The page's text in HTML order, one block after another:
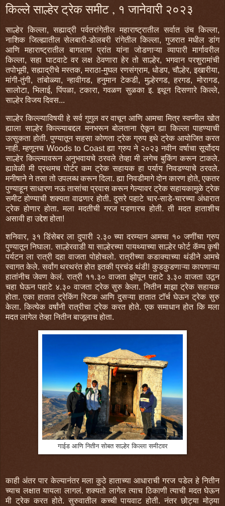
किल्ले साल्हेर ट्रेक समीट , १ जानेवारी २०२३
साल्हेर किल्ला, सह्याद्री पर्वतरांगेतील महाराष्ट्रातील सर्वात उंच किल्ला,
नाशिक जिल्ह्यातील सेलबारी-डोलबरी रांगेतील किल्ला, गुजरात मधील डांग
आणि महाराष्ट्रातील बागलाण प्रांत यांना जोडणाऱ्या व्यापारी मार्गावरील
किल्ला, सहा घाटवाटे वर लक्ष ठेवणारा हेर तो साल्हेर, भगवान परशुरामांची
तपोभूमी, सह्याद्रीचे मस्तक, मराठा-मुघल रणसंग्राम, धोडप, चौल्हेर, इखारीया,
मांगी-तुंगी, तांबोळ्या, न्हावीगड, हनुमान टेकडी, मुल्हेरगड, हरगड, मोरागड,
सालोटा, भिलाई, पिंपळा, टकारा, गवळण सुळका इ. इथून दिसणारे किल्ले,
साल्हेर विजय दिवस...
साल्हेर किल्ल्याविषयी हे सर्व गुगुल वर वाचून आणि आमचा मित्र स्वप्नील खोत
ह्याला साल्हेर किल्ल्याबद्दल मनभरून बोलताना ऐकून ह्या किल्ला पाहण्याची
उत्सुकता होती. पुण्यातून सहसा कोणता ट्रेक ग्रुप इथे ट्रेक आयोजित करत
नाही. म्हणूनच Woods to Coast ह्या ग्रुप ने २०२३ नवीन वर्षाचा सूर्योदय
साल्हेर किल्ल्यावरून अनुभवायचे ठरवले तेव्हा मी लगेच बुकिंग करून टाकले.
ह्यावेळी मी प्रथमच पोर्टर कम ट्रेक सहायक हा पर्याय निवडण्याचे ठरवले.
मनीषाने ने तसा तो उपलब्ध करून दिला. ह्या निवडीमागे दोन कारण होते, एकतर
पुण्याहून साधारण नऊ तासांचा प्रवास करून गेल्यावर ट्रेक सहायकामुळे ट्रेक
समीट होण्याची शक्यता वाढणार होती. दुसरे पहाटे चार-साडे-चारच्या अंधारात
ट्रेक होणार होता. मला मदतीची गरज पडणारच होती. ती मदत हाताशीच
असावी हा उद्देश होता!
शनिवार, ३१ डिंसेबर ला दुपारी २.३० च्या दरम्यान आमचा १० जणींचा ग्रुप
पुण्यातून निघाला. साल्हेरवाडी या साल्हेरच्या पायथ्याच्या साल्हेर फोर्ट कॅम्प कृषी
पर्यटन ला रात्री दहा वाजता पोहोचलो. रात्रीच्या कडाक्याच्या थंडीने आमचे
स्वागत केले. सर्वांग थरथरंत होत इतकी प्रचंड थंडी! कुडकुडणाऱ्या कापणाऱ्या
हातांनीच जेवण केलं. रात्री ११.३० वाजता झोपून पहाटे ३.३० वाजता उठून
चहा घेऊन पहाटे ४.३० वाजता ट्रेक सुरु केला. नितीन माझा ट्रेक सहायक
होता. एका हातात ट्रेकिंग स्टिक आणि दुसऱ्या हातात टॉर्च घेऊन ट्रेक सुरु
केला. कित्येक वर्षांनी रात्रीचा ट्रेक करत होते. एक समाधान होत कि मला
मदत लागेल तेव्हा नितीन बाजूलाच होता.
गाईड आणि नितीन सोबत साल्हेर किल्ला समीटवर
काही अंतर पार केल्यानंतर मला कुठे हाताच्या आधाराची गरज पडेल हे नितीन
च्याच लक्षात यायला लागलं. शक्यतो लागेल त्याच ठिकाणी त्याची मदत घेऊन
मी ट्रेक करत होते. सुरुवातील कच्ची पायवाट होती. नंतर छोट्या मोठ्या